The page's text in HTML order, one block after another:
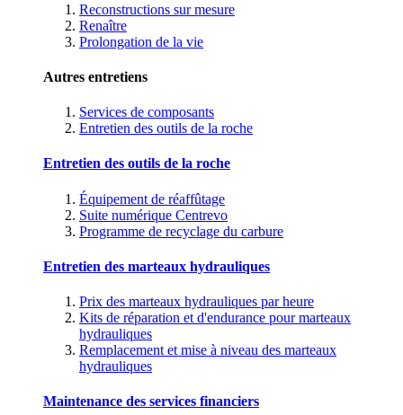
Reconstructions sur mesure
Renaître
Prolongation de la vie
Autres entretiens
Services de composants
Entretien des outils de la roche
Entretien des outils de la roche
Équipement de réaffûtage
Suite numérique Centrevo
Programme de recyclage du carbure
Entretien des marteaux hydrauliques
Prix des marteaux hydrauliques par heure
Kits de réparation et d'endurance pour marteaux
hydrauliques
Remplacement et mise à niveau des marteaux
hydrauliques
Maintenance des services financiers